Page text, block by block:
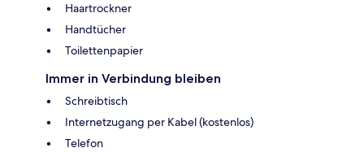
Haartrockner
Handtücher
Toilettenpapier
Immer in Verbindung bleiben
Schreibtisch
Internetzugang per Kabel (kostenlos)
Telefon